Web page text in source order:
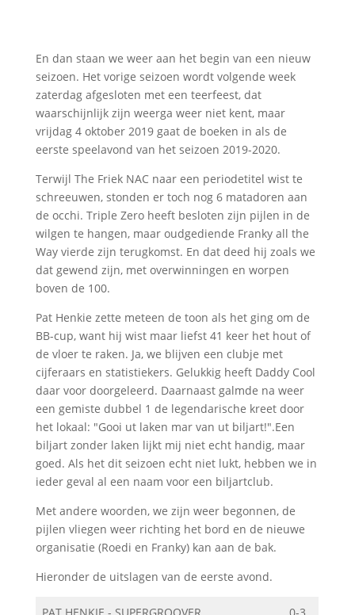
En dan staan we weer aan het begin van een nieuw
seizoen. Het vorige seizoen wordt volgende week
zaterdag afgesloten met een teerfeest, dat
waarschijnlijk zijn weerga weer niet kent, maar
vrijdag 4 oktober 2019 gaat de boeken in als de
eerste speelavond van het seizoen 2019-2020.
Terwijl The Friek NAC naar een periodetitel wist te
schreeuwen, stonden er toch nog 6 matadoren aan
de occhi. Triple Zero heeft besloten zijn pijlen in de
wilgen te hangen, maar oudgediende Franky all the
Way vierde zijn terugkomst. En dat deed hij zoals we
dat gewend zijn, met overwinningen en worpen
boven de 100.
Pat Henkie zette meteen de toon als het ging om de
BB-cup, want hij wist maar liefst 41 keer het hout of
de vloer te raken. Ja, we blijven een clubje met
cijferaars en statistiekers. Gelukkig heeft Daddy Cool
daar voor doorgeleerd. Daarnaast galmde na weer
een gemiste dubbel 1 de legendarische kreet door
het lokaal: "Gooi ut laken mar van ut biljart!".Een
biljart zonder laken lijkt mij niet echt handig, maar
goed. Als het dit seizoen echt niet lukt, hebben we in
ieder geval al een naam voor een biljartclub.
Met andere woorden, we zijn weer begonnen, de
pijlen vliegen weer richting het bord en de nieuwe
organisatie (Roedi en Franky) kan aan de bak.
Hieronder de uitslagen van de eerste avond.